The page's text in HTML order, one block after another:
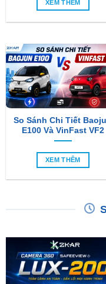
So Sánh Chi Tiết
E100 Và VinFast VF2
XEM THÊM